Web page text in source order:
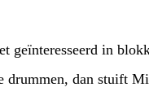
in
dan stuift